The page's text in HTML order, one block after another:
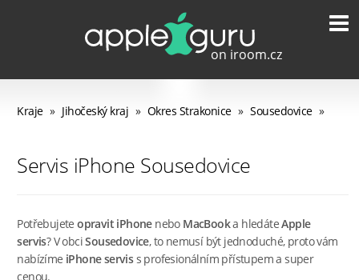
Kraje » Jihočeský kraj » Okres Strakonice » Sousedovice »
Servis iPhone Sousedovice
Potřebujeteopravit iPhonenebo MacBooka hledáteApple
servis? V obciSousedovice, to nemusí být jednoduché, proto vám
nabízíme iPhone serviss profesionálním přístupem a super
cenou.